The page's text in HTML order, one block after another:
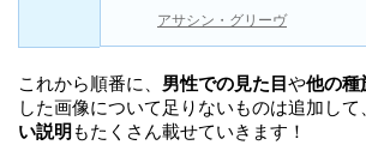
アサシン・グリーヴ
これから順番に、 男性での見た目や他の種
した画像について足りないものは追加して、
い説明もたくさん載せていきます！